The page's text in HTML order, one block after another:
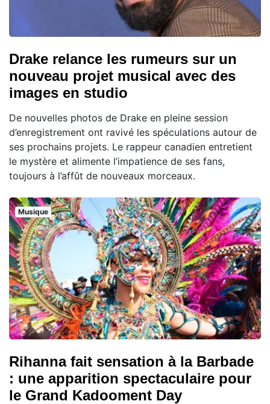
Drake relance les rumeurs sur un
nouveau projet musical avec des
images en studio
De nouvelles photos de Drake en pleine session
d’enregistrement ont ravivé les spéculations autour de
ses prochains projets. Le rappeur canadien entretient
le mystère et alimente l’impatience de ses fans,
toujours à l’affût de nouveaux morceaux.
Musique
Rihanna fait sensation à la Barbade
: une apparition spectaculaire pour
le Grand Kadooment Day